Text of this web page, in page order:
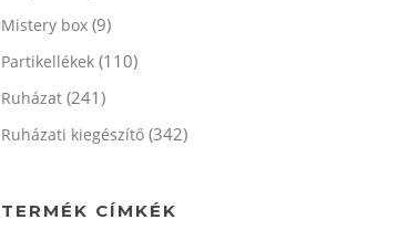
Mistery box (9)
Partikellékek (110)
Ruházat (241)
Ruházati kiegészítő (342)
TERMÉK CÍMKÉK